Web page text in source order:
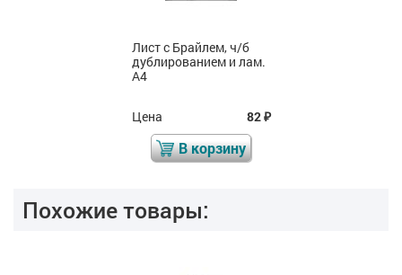
Лист с Брайлем, ч/б
дублированием и лам.
А4
Цена 82₽
В корзину
Похожие товары: